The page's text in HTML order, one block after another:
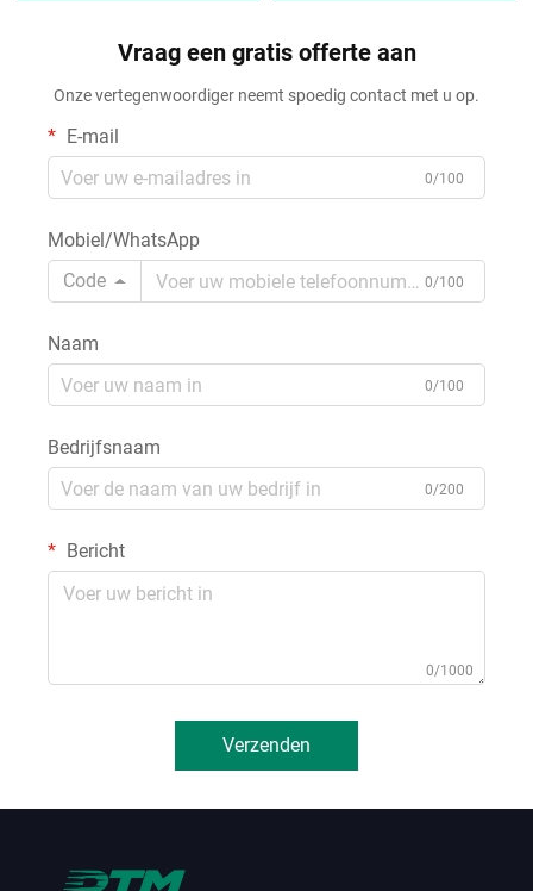
weefsel van 92% polyester en
kleding, vesten, tops en
sportsets
en comfortabele stof van
buitensportkleding
Vraag een gratis offerte aan
Onze vertegenwoordiger neemt spoedig contact met u op.
E-mail
0/100
Mobiel/WhatsApp
Code
0/100
Naam
0/100
Bedrijfsnaam
0/200
Bericht
0/1000
Verzenden